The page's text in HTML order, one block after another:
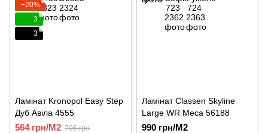
−20%
3
3
Ламінат Kronopol Easy Step
Дуб Авіла 4555
564 грн/М2 705 грн
Ламінат Classen Skyline
Large WR Меса 56188
990 грн/М2